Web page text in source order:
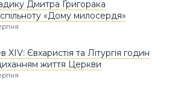
Дмитра Григорака
«Дому милосердя»
XIV: Євхаристія та Літургія годин
життя Церкви